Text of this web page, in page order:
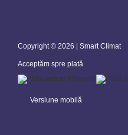
Copyright © 2026 | Smart Climat
Acceptăm spre plată
Versiune mobilă